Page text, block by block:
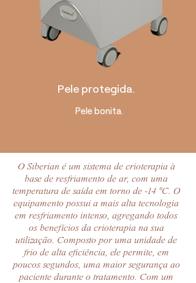
Pele protegida.
Pele bonita.
O Siberian é um sistema de crioterapia à
base de resfriamento de ar, com uma
temperatura de saída em torno de -14 ºC. O
equipamento possui a mais alta tecnologia
em resfriamento intenso, agregando todos
os benefícios da crioterapia na sua
utilização. Composto por uma unidade de
frio de alta eficiência, ele permite, em
poucos segundos, uma maior segurança ao
paciente durante o tratamento. Com um